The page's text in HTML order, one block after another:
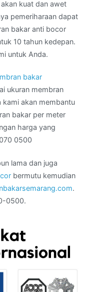
kuat dan awet
pemeriharaan dapat
bakar anti bocor
10 tahun kedepan.
untuk Anda.
bakar
ukuran membran
akan membantu
bakar per meter
harga yang
0500
lama dan juga
bermutu kemudian
.
0500.